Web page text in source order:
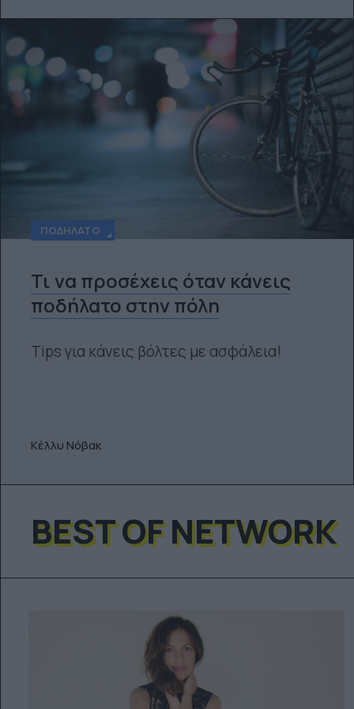
ΠΟΔΉΛΑΤΟ
Τι να προσέχεις όταν κάνεις
ποδήλατο στην πόλη
Tips για κάνεις βόλτες με ασφάλεια!
Κέλλυ Νόβακ
BEST OF NETWORK